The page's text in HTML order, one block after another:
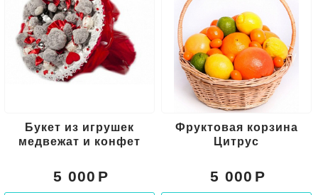
Фруктовая корзина
Цитрус
5 000
Букет из игрушек
медвежат и конфет
5 000